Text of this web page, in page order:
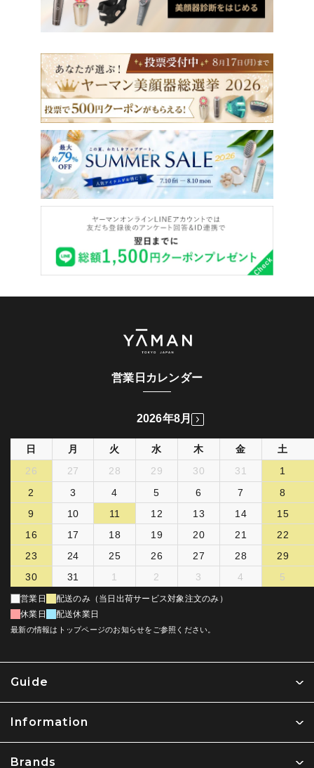
Guide
Information
Brands
営業日カレンダー
2026年8月
日 月 火 水 木 金
土
26
27 28 29 30 31
1
2
3 4 5 6 7
8
9
10 11 12 13 14
15
16
17 18 19 20 21
22
23
24 25 26 27 28
29
30
31 1 2 3 4 5
営業日
配送のみ（当日出荷サービス対象注文のみ）
休業日
配送休業日
最新の情報はトップページのお知らせをご参照ください。